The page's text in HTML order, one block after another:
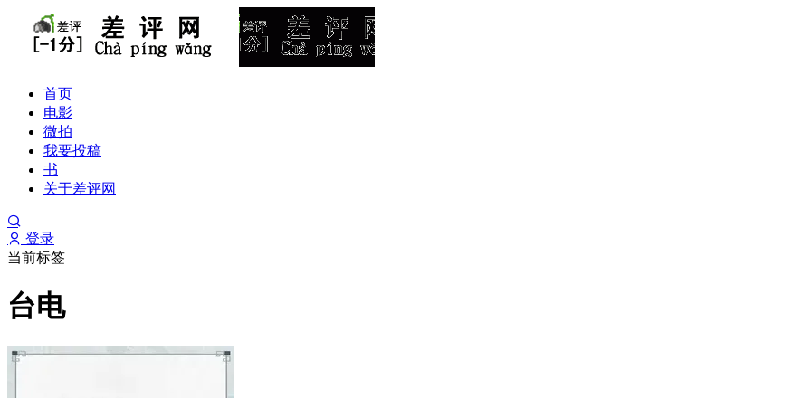
首页
电影
微拍
我要投稿
书
关于差评网
登录
当前标签
台电